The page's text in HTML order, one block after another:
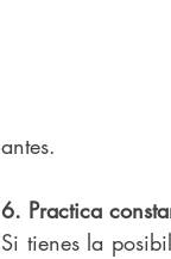
antes.
6. Practica
Si tienes la